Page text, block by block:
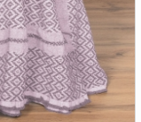
Добавить